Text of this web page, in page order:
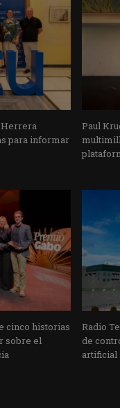
Herrera
para informar
Paul
cinco historias
sobre el
Radio
de
artificial